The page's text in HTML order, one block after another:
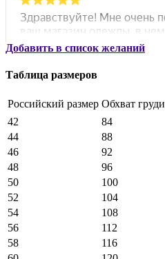
Добавить в список желаний
Таблица размеров
Российский размер Обхват груди
42
84
44
88
46
92
48
96
50
100
52
104
54
108
56
112
58
116